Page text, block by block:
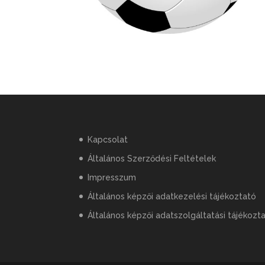
Kapcsolat
Általános Szerződési Feltételek
Impresszum
Általános képzői adatkezelési tájékoztató
Általános képzői adatszolgáltatási